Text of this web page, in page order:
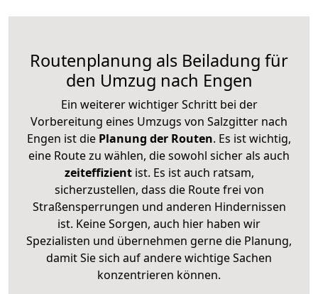
Routenplanung als Beiladung für
den Umzug nach Engen
Ein weiterer wichtiger Schritt bei der
Vorbereitung eines Umzugs von Salzgitter nach
Engen ist die Planung der Routen. Es ist wichtig,
eine Route zu wählen, die sowohl sicher als auch
zeiteffizientist. Es ist auch ratsam,
sicherzustellen, dass die Route frei von
Straßensperrungen und anderen Hindernissen
ist. Keine Sorgen, auch hier haben wir
Spezialisten und übernehmen gerne die Planung,
damit Sie sich auf andere wichtige Sachen
konzentrieren können.